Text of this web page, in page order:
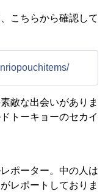
こちらから確認して
敵な出会いがありま
トーキョーのセカイ
ポーター。中の人は
レポートしておりま